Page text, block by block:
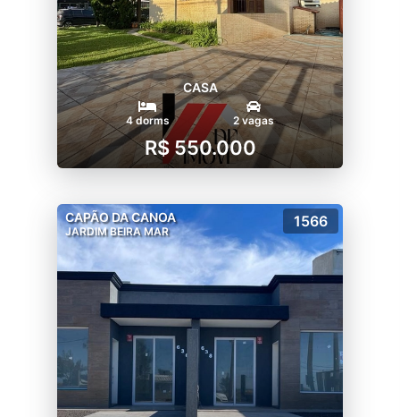
CASA
4 dorms 2 vagas
R$ 550.000
CAPÃO DA CANOA
JARDIM BEIRA MAR
1566